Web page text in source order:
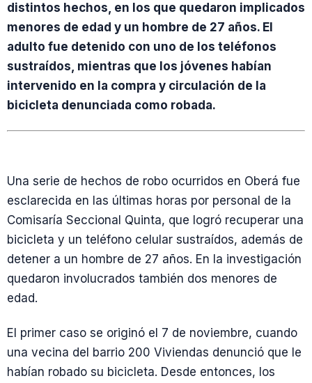
distintos hechos, en los que quedaron implicados
menores de edad y un hombre de 27 años. El
adulto fue detenido con uno de los teléfonos
sustraídos, mientras que los jóvenes habían
intervenido en la compra y circulación de la
bicicleta denunciada como robada.
Una serie de hechos de robo ocurridos en Oberá fue
esclarecida en las últimas horas por personal de la
Comisaría Seccional Quinta, que logró recuperar una
bicicleta y un teléfono celular sustraídos, además de
detener a un hombre de 27 años. En la investigación
quedaron involucrados también dos menores de
edad.
El primer caso se originó el 7 de noviembre, cuando
una vecina del barrio 200 Viviendas denunció que le
habían robado su bicicleta. Desde entonces, los